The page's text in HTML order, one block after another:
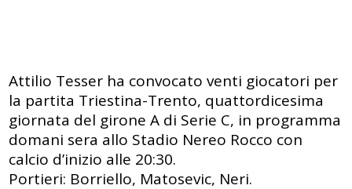
Attilio Tesser ha convocato venti giocatori per
la partita Triestina-Trento, quattordicesima
giornata del girone A di Serie C, in programma
domani sera allo Stadio Nereo Rocco con
calcio d’inizio alle 20:30.
Portieri: Borriello, Matosevic, Neri.